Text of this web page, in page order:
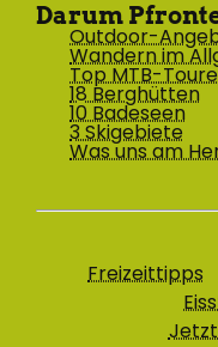
Darum
Outdoor-
Wandern im
Top MTB-
18 Berghütten
10 Badeseen
3 Skigebiete
Was uns am
Freizeittipps